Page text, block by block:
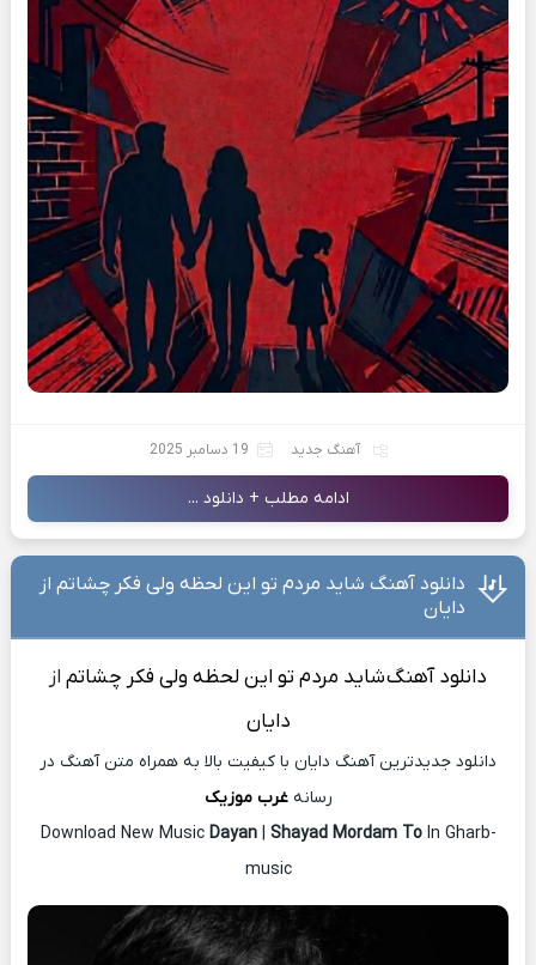
آهنگ جدید 19 دسامبر 2025
ادامه مطلب + دانلود ...
دانلود آهنگ شاید مردم تو این لحظه ولی فکر چشاتم از
دایان
دانلود آهنگشاید مردم تو این لحظه ولی فکر چشاتم از
دایان
دانلود جدیدترین آهنگ دایان با کیفیت بالا به همراه متن آهنگ در
رسانهغرب موزیک
Download New Music Dayan| Shayad Mordam ToIn Gharb-
music